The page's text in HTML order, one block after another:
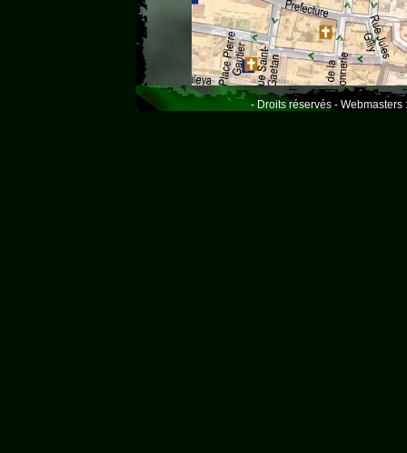
- Droits réservés - Webmasters